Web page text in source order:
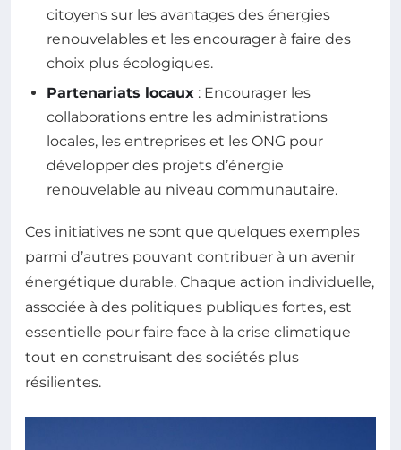
citoyens sur les avantages des énergies
renouvelables et les encourager à faire des
choix plus écologiques.
Partenariats locaux : Encourager les
collaborations entre les administrations
locales, les entreprises et les ONG pour
développer des projets d’énergie
renouvelable au niveau communautaire.
Ces initiatives ne sont que quelques exemples
parmi d’autres pouvant contribuer à un avenir
énergétique durable. Chaque action individuelle,
associée à des politiques publiques fortes, est
essentielle pour faire face à la crise climatique
tout en construisant des sociétés plus
résilientes.